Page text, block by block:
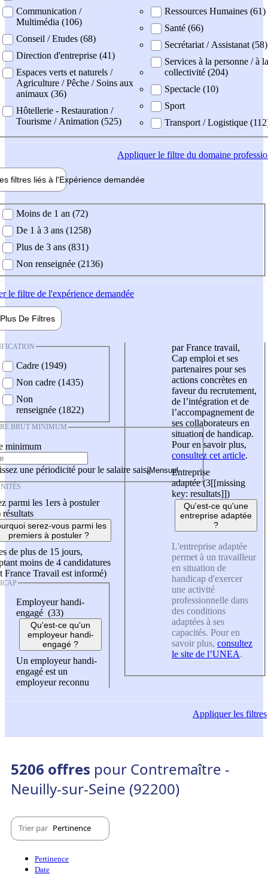
Communication /
Multimédia (106)
Conseil / Etudes (68)
Direction d'entreprise (41)
Espaces verts et naturels /
Agriculture / Pêche / Soins aux
animaux (36)
Hôtellerie - Restauration /
Tourisme / Animation (525)
Ressources Humaines (61)
Santé (66)
Secrétariat / Assistanat (58)
Services à la personne / à la
collectivité (204)
Spectacle (10)
Sport
Transport / Logistique
Appliquerle filtre du domaine
filtres liés à l'Expérience demandée
demandée
Moins de 1 an (72)
De 1 à 3 ans (1258)
Plus de 3 ans (831)
Non renseignée (2136)
le filtre de l'expérience demandée
Plus De Filtres
Cadre (1949)
Non cadre (1435)
Non
renseignée (1822)
BRUT MINIMUM
minimum
une périodicité pour le salaire saisi
parmi les 1ers à postuler
résultats
serez-vous parmi les
premiers à postuler ?
de plus de 15 jours,
moins de 4 candidatures
France Travail est informé)
Employeur handi-
engagé (33)
Qu'est-ce qu'un
employeur handi-
engagé ?
Un employeur handi-
engagé est un
employeur reconnu
par France travail,
Cap emploi et ses
partenaires pour ses
actions concrètes en
faveur du recrutement,
de l’intégration et de
l’accompagnement de
ses collaborateurs en
situation de handicap.
Pour en savoir plus,
consultez cet article.
Entreprise
adaptée (3[[missing
key: resultats]])
Qu'est-ce qu'une
entreprise adaptée
?
L'entreprise adaptée
permet à un travailleur
en situation de
handicap d'exercer
une activité
professionnelle dans
des conditions
adaptées à ses
capacités. Pour en
savoir plus, consultez
le site de l’UNEA.
Appliquerles filtres
5206 offres pour Contremaître -
Neuilly-sur-Seine (92200)
Trier par Pertinence
Pertinence
Date